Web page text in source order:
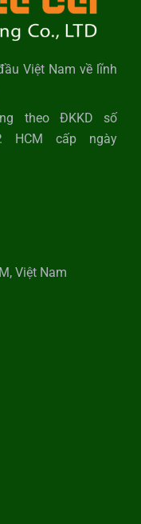
Việt Nam về lĩnh
theo ĐKKD số
HCM cấp ngày
Việt Nam